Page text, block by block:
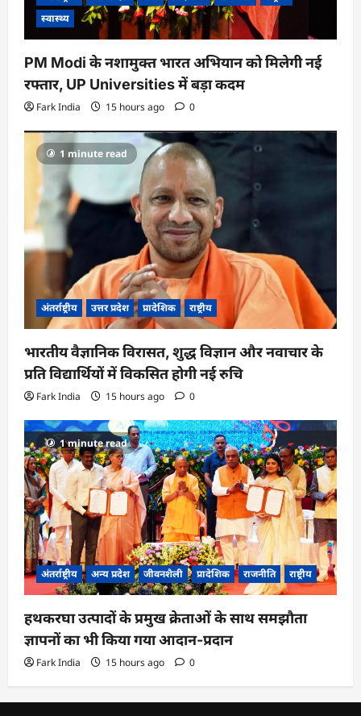
स्वास्थ्य
PM Modi के नशामुक्त भारत अभियान को मिलेगी नई
रफ्तार, UP Universities में बड़ा कदम
Fark India 15 hours ago 0
1 minute read
अंतर्राष्ट्रीय उत्तर प्रदेश प्रादेशिक राष्ट्रीय
भारतीय वैज्ञानिक विरासत, शुद्ध विज्ञान और नवाचार के
प्रति विद्यार्थियों में विकसित होगी नई रुचि
Fark India 15 hours ago 0
1 minute read
अंतर्राष्ट्रीय अन्य प्रदेश जीवनशैली प्रादेशिक राजनीति राष्ट्रीय
हथकरघा उत्पादों के प्रमुख क्रेताओं के साथ समझौता
ज्ञापनों का भी किया गया आदान-प्रदान
Fark India 15 hours ago 0